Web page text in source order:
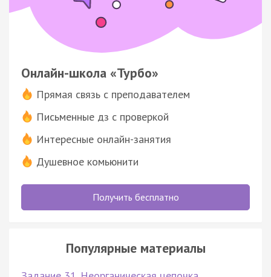
Онлайн-школа «Турбо»
Прямая связь с преподавателем
Письменные дз с проверкой
Интересные онлайн-занятия
Душевное комьюнити
Получить бесплатно
Популярные материалы